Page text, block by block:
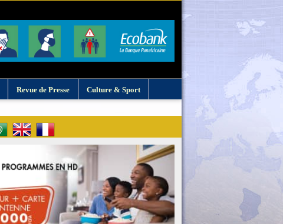
Revue de Presse Culture & Sport